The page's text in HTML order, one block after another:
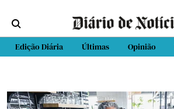
Edição Diária Últimas Opinião